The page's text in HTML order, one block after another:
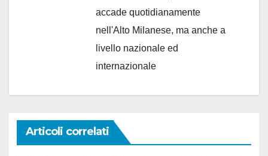
accade quotidianamente
nell'Alto Milanese, ma anche a
livello nazionale ed
internazionale
Articoli correlati